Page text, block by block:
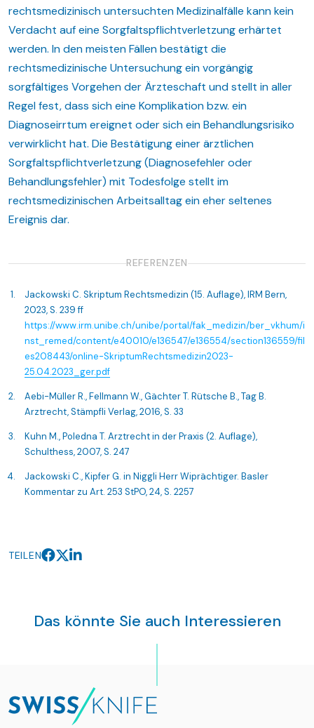
rechtsmedizinisch untersuchten Medizinalfälle kann kein
Verdacht auf eine Sorgfaltspflichtverletzung erhärtet
werden. In den meisten Fällen bestätigt die
rechtsmedizinische Untersuchung ein vorgängig
sorgfältiges Vorgehen der Ärzteschaft und stellt in aller
Regel fest, dass sich eine Komplikation bzw. ein
Diagnoseirrtum ereignet oder sich ein Behandlungsrisiko
verwirklicht hat. Die Bestätigung einer ärztlichen
Sorgfaltspflichtverletzung (Diagnosefehler oder
Behandlungsfehler) mit Todesfolge stellt im
rechtsmedizinischen Arbeitsalltag ein eher seltenes
Ereignis dar.
REFERENZEN
Jackowski C. Skriptum Rechtsmedizin (15. Auflage), IRM Bern,
2023, S. 239 ff
https://www.irm.unibe.ch/unibe/portal/fak_medizin/ber_vkhum/i
nst_remed/content/e40010/e136547/e136554/section136559/fil
es208443/online-SkriptumRechtsmedizin2023-
25.04.2023_ger.pdf
Aebi-Müller R., Fellmann W., Gächter T. Rütsche B., Tag B.
Arztrecht, Stämpfli Verlag, 2016, S. 33
Kuhn M., Poledna T. Arztrecht in der Praxis (2. Auflage),
Schulthess, 2007, S. 247
Jackowski C., Kipfer G. in Niggli Herr Wiprächtiger. Basler
Kommentar zu Art. 253 StPO, 24, S. 2257
TEILEN
Das könnte Sie auch Interessieren